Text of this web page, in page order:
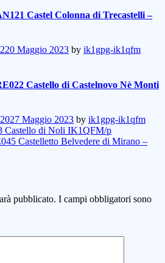
Castel Colonna di Trecastelli –
20 Maggio 2023 by ik1gpg-ik1qfm
Castello di Castelnovo Nè Monti
27 Maggio 2023 by ik1gpg-ik1qfm
Castello di Noli IK1QFM/p
Castelletto Belvedere di Mirano –
pubblicato. I campi obbligatori sono